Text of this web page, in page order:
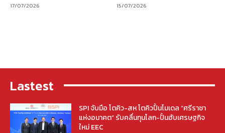
17/07/2026 15/07/2026
Lastest
SPI จับมือ โตคิว-สห โตคิวปั้นโมเดล “ศรีราชา
แห่งอนาคต” รับคลื่นทุนโลก-ปั้นฮับเศรษฐกิจ
ใหม่ EEC